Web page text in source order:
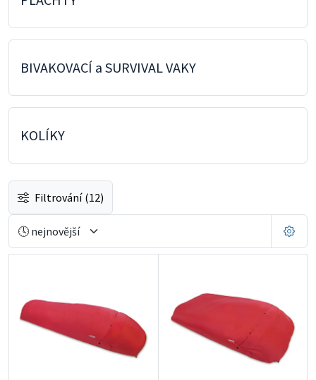
BIVAKOVACÍ a SURVIVAL VAKY
KOLÍKY
Filtrování (12)